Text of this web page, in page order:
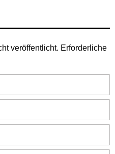
veröffentlicht. Erforderliche